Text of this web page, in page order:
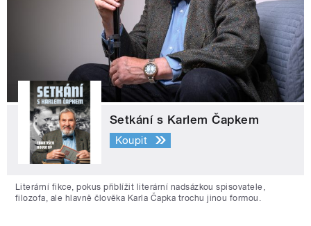
Setkání s Karlem Čapkem
Koupit
Literární fikce, pokus přiblížit literární nadsázkou spisovatele,
filozofa, ale hlavně člověka Karla Čapka trochu jinou formou.